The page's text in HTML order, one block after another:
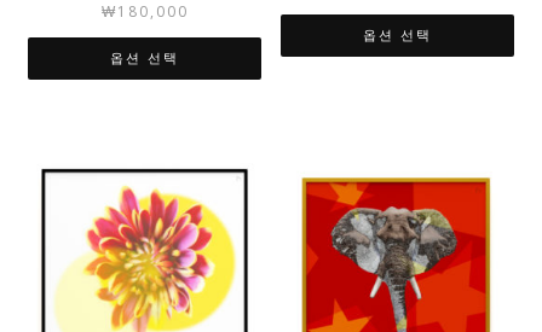
₩180,000
옵션 선택
옵션 선택